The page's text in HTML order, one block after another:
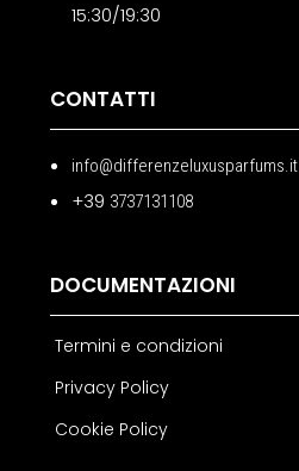
15:30/19:30
CONTATTI
info@differenzeluxusparfums.it
+39 3737131108
DOCUMENTAZIONI
Termini e condizioni
Privacy Policy
Cookie Policy